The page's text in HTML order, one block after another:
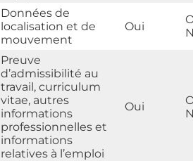
Données de
localisation et de
mouvement
Oui
Preuve
d’admissibilité au
travail, curriculum
vitae, autres
informations
professionnelles et
informations
relatives à l’emploi
Oui